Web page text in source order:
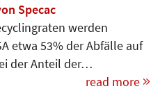
Specac
werden
etwa 53% der Abfälle auf
der Anteil der…
read more